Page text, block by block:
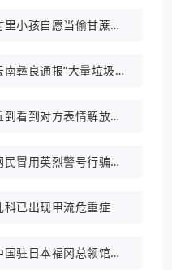
里小孩自愿当偷甘蔗农
南彝良通报“大量垃圾倾
到看到对方表情解放军
民冒用英烈警号行骗被
科已出现甲流危重症
国驻日本福冈总领馆紧